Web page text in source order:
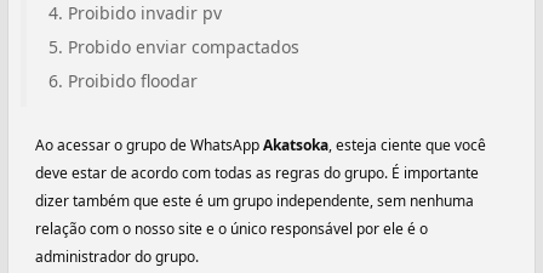
Proibido invadir pv
Probido enviar compactados
Proibido floodar
Ao acessar o grupo de WhatsAppAkatsoka️, esteja ciente que você
deve estar de acordo com todas as regras do grupo. É importante
dizer também que este é um grupo independente, sem nenhuma
relação com o nosso site e o único responsável por ele é o
administrador do grupo.